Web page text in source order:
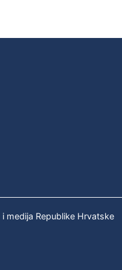
medija Republike Hrvatske